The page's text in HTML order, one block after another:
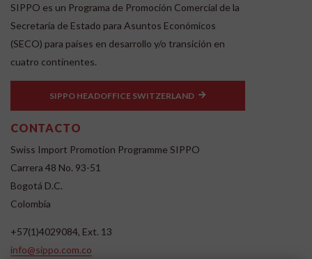
SIPPO es un Programa de Promoción Comercial de la
Secretaría de Estado para Asuntos Económicos
(SECO) para países en desarrollo y/o transición en
cuatro continentes.
SIPPO HEADOFFICE SWITZERLAND
CONTACTO
Swiss Import Promotion Programme SIPPO
Carrera 48 No. 93-51
Bogotá D.C.
Colombia
+57(1)4029084, Ext. 13
info@sippo.com.co